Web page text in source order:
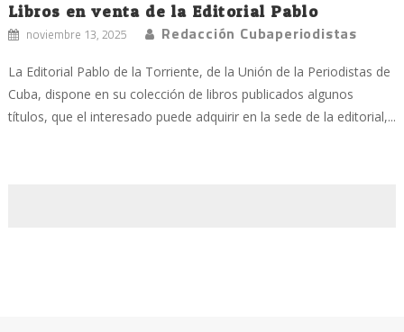
Libros en venta de la Editorial Pablo
noviembre 13, 2025 Redacción Cubaperiodistas
La Editorial Pablo de la Torriente, de la Unión de la Periodistas de
Cuba, dispone en su colección de libros publicados algunos
títulos, que el interesado puede adquirir en la sede de la editorial,...